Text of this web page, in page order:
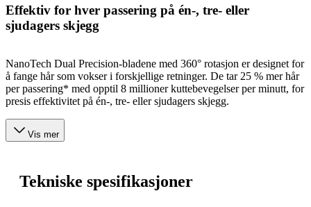
Effektiv for hver passering på én-, tre- eller
sjudagers skjegg
NanoTech Dual Precision-bladene med 360° rotasjon er designet for
å fange hår som vokser i forskjellige retninger. De tar 25 % mer hår
per passering* med opptil 8 millioner kuttebevegelser per minutt, for
presis effektivitet på én-, tre- eller sjudagers skjegg.
Vis mer
Tekniske spesifikasjoner